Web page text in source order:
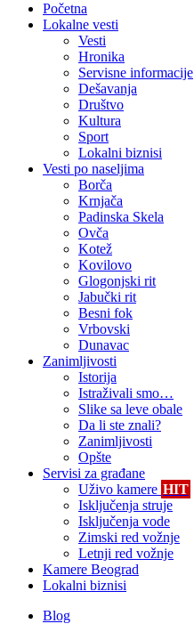
Početna
Lokalne vesti
Vesti
Hronika
Servisne informacije
Dešavanja
Društvo
Kultura
Sport
Lokalni biznisi
Vesti po naseljima
Borča
Krnjača
Padinska Skela
Ovča
Kotež
Kovilovo
Glogonjski rit
Jabučki rit
Besni fok
Vrbovski
Dunavac
Zanimljivosti
Istorija
Istraživali smo…
Slike sa leve obale
Da li ste znali?
Zanimljivosti
Opšte
Servisi za građane
Uživo kamere HIT
Isključenja struje
Isključenja vode
Zimski red vožnje
Letnji red vožnje
Kamere Beograd
Lokalni biznisi
Blog